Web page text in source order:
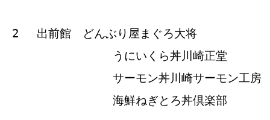
2 出前館 どんぶり屋まぐろ大将
うにいくら丼川崎正堂
サーモン丼川崎サーモン工房
海鮮ねぎとろ丼倶楽部